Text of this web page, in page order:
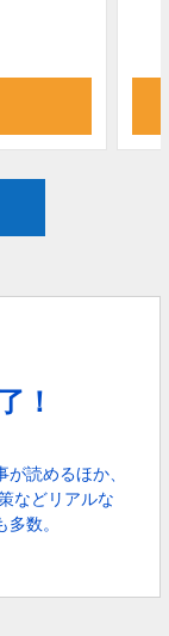
！
読めるほか、
などリアルな
数。